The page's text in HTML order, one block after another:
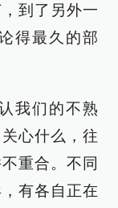
到了另外一
得最久的部
我们的不熟
心什么，往
重合。不同
有各自正在